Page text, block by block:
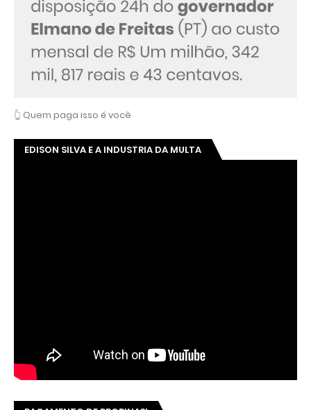
👆 Quem paga isso é você
EDISON SILVA E A INDUSTRIA DA MULTA